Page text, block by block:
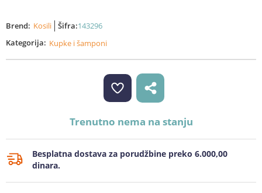
Brend: Kosili Šifra:143296
Kategorija: Kupke i šamponi
Trenutno nema na stanju
Besplatna dostava za porudžbine preko 6.000,00
dinara.